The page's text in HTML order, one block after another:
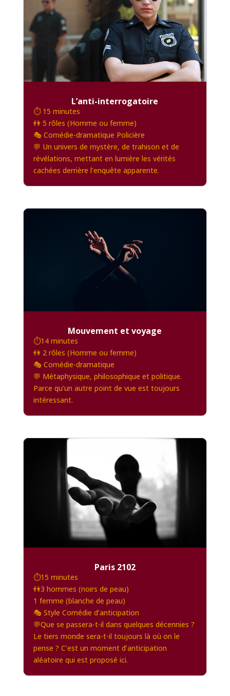
L’anti-interrogatoire
⏱️ 15 minutes
👫 5 rôles (Homme ou femme)
🎭 Comédie-dramatique Policière
💬 Un univers de mystère, de trahison et de
révélations, mettant en lumière les vérités
cachées derrière l’enquête apparente.
Mouvement et voyage
⏱️14 minutes
👫 2 rôles (Homme ou femme)
🎭 Comédie-dramatique
💬 Métaphysique, philosophique et politique.
Parce qu’un autre point de vue est toujours
intéressant.
Paris 2102
⏱️15 minutes
👫3 hommes (noirs de peau)
1 femme (blanche de peau)
🎭 Style Comédie d’anticipation
💬Que se passera-t-il dans quelques décennies ?
Le tiers monde sera-t-il toujours là où on le
pense ? C’est un moment d’anticipation
aléatoire qui est proposé ici.